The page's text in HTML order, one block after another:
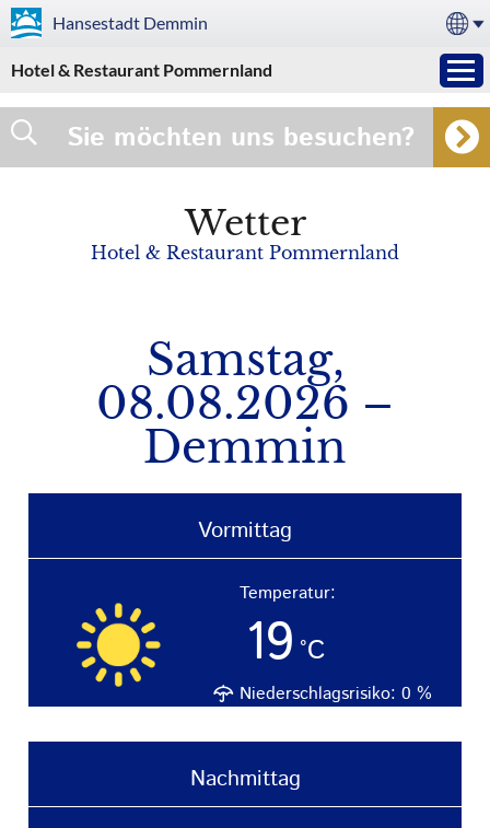
Hansestadt Demmin
Hotel & Restaurant Pommernland
Sie möchten uns besuchen?
Wetter
Hotel & Restaurant Pommernland
Samstag,
08.08.2026 –
Demmin
Vormittag
Temperatur:
19 °C
Niederschlagsrisiko: 0 %
Nachmittag